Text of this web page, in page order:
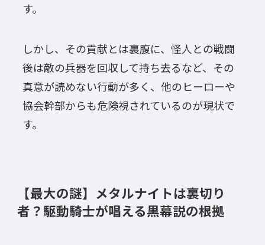
す。
しかし、その貢献とは裏腹に、怪人との戦闘
後は敵の兵器を回収して持ち去るなど、その
真意が読めない行動が多く、他のヒーローや
協会幹部からも危険視されているのが現状で
す。
【最大の謎】メタルナイトは裏切り
者？駆動騎士が唱える黒幕説の根拠